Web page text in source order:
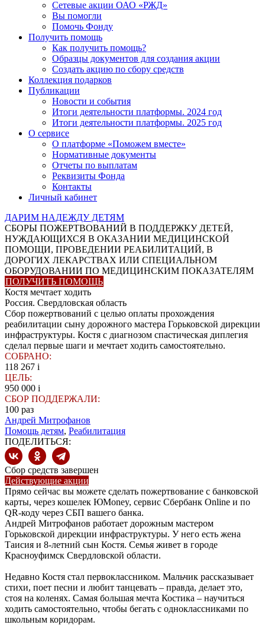
Сетевые акции ОАО «РЖД»
Вы помогли
Помочь Фонду
Получить помощь
Как получить помощь?
Образцы документов для создания акции
Создать акцию по сбору средств
Коллекция подарков
Публикации
Новости и события
Итоги деятельности платформы. 2024 год
Итоги деятельности платформы. 2025 год
О сервисе
О платформе «Поможем вместе»
Нормативные документы
Отчеты по выплатам
Реквизиты Фонда
Контакты
Личный кабинет
ДАРИМ НАДЕЖДУ ДЕТЯМ
СБОРЫ ПОЖЕРТВОВАНИЙ В ПОДДЕРЖКУ ДЕТЕЙ,
НУЖДАЮЩИХСЯ В ОКАЗАНИИ МЕДИЦИНСКОЙ
ПОМОЩИ, ПРОВЕДЕНИИ РЕАБИЛИТАЦИЙ, В
ДОРОГИХ ЛЕКАРСТВАХ ИЛИ СПЕЦИАЛЬНОМ
ОБОРУДОВАНИИ ПО МЕДИЦИНСКИМ ПОКАЗАТЕЛЯМ
ПОЛУЧИТЬ ПОМОЩЬ
Костя мечтает ходить
Россия. Свердловская область
Сбор пожертвований с целью оплаты прохождения
реабилитации сыну дорожного мастера Горьковской дирекции
инфраструктуры. Костя с диагнозом спастическая диплегия
сделал первые шаги и мечтает ходить самостоятельно.
СОБРАНО:
118 267 i
ЦЕЛЬ:
950 000 i
СБОР ПОДДЕРЖАЛИ:
100 раз
Андрей Митрофанов
Помощь детям, Реабилитация
ПОДЕЛИТЬСЯ:
Сбор средств завершен
Действующие акции
Прямо сейчас вы можете сделать пожертвование с банковской
карты, через кошелек ЮMoney, сервис Сбербанк Online и по
QR-коду через СБП вашего банка.
Андрей Митрофанов работает дорожным мастером
Горьковской дирекции инфраструктуры. У него есть жена
Таисия и 8-летний сын Костя. Семья живет в городе
Красноуфимск Свердловской области.
Недавно Костя стал первоклассником. Мальчик рассказывает
стихи, поет песни и любит танцевать – правда, делает это,
стоя на коленях. Самая большая мечта Костика – научиться
ходить самостоятельно, чтобы бегать с одноклассниками по
школьным коридорам.